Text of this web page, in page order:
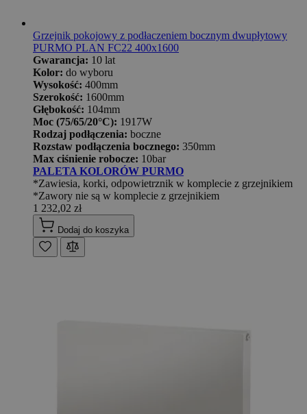
Grzejnik pokojowy z podłaczeniem bocznym dwupłytowy
PURMO PLAN FC22 400x1600
Gwarancja: 10 lat
Kolor: do wyboru
Wysokość: 400mm
Szerokość: 1600mm
Głębokość: 104mm
Moc (75/65/20°C): 1917W
Rodzaj podłączenia: boczne
Rozstaw podłączenia bocznego: 350mm
Max ciśnienie robocze: 10bar
PALETA KOLORÓW PURMO
*Zawiesia, korki, odpowietrznik w komplecie z grzejnikiem
*Zawory nie są w komplecie z grzejnikiem
1 232,02 zł
Dodaj do koszyka